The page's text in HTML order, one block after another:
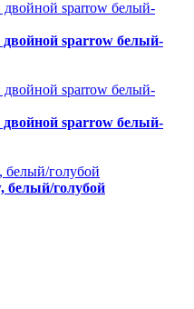
sparrow белый-
sparrow белый-
белый/голубой